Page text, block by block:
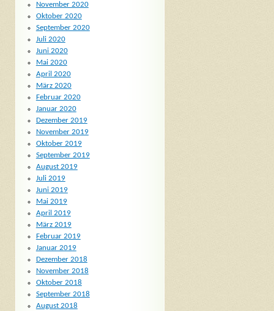
November 2020
Oktober 2020
September 2020
Juli 2020
Juni 2020
Mai 2020
April 2020
März 2020
Februar 2020
Januar 2020
Dezember 2019
November 2019
Oktober 2019
September 2019
August 2019
Juli 2019
Juni 2019
Mai 2019
April 2019
März 2019
Februar 2019
Januar 2019
Dezember 2018
November 2018
Oktober 2018
September 2018
August 2018